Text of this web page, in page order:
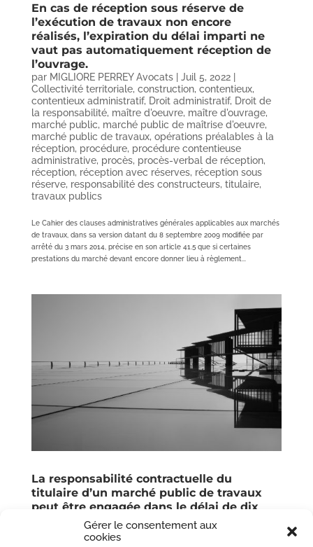
Gérer le consentement aux
cookies
En cas de réception sous réserve de
l’exécution de travaux non encore
réalisés, l’expiration du délai imparti ne
vaut pas automatiquement réception de
l’ouvrage.
par MIGLIORE PERREY Avocats| Juil 5, 2022|
Collectivité territoriale, construction, contentieux,
contentieux administratif, Droit administratif, Droit de
la responsabilité, maître d'oeuvre, maître d'ouvrage,
marché public, marché public de maîtrise d'oeuvre,
marché public de travaux, opérations préalables à la
réception, procédure, procédure contentieuse
administrative, procès, procès-verbal de réception,
réception, réception avec réserves, réception sous
réserve, responsabilité des constructeurs, titulaire,
travaux publics
Le Cahier des clauses administratives générales applicables aux marchés
de travaux, dans sa version datant du 8 septembre 2009 modifiée par
arrêté du 3 mars 2014, précise en son article 41.5 que si certaines
prestations du marché devant encore donner lieu à règlement...
La responsabilité contractuelle du
titulaire d’un marché public de travaux
peut être engagée dans le délai de dix
ans à compter de la réception de
l’ouvrage